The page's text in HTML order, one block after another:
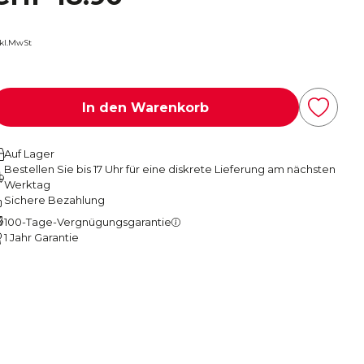
In den Warenkorb
Auf Lager
Bestellen Sie bis 17 Uhr für eine diskrete Lieferung am nächsten
Werktag
Sichere Bezahlung
100-Tage-Vergnügungsgarantie
1 Jahr Garantie